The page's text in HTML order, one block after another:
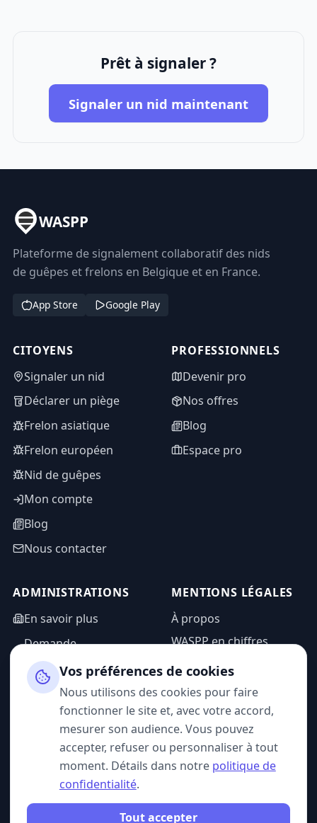
Prêt à signaler ?
Signaler un nid maintenant
WASPP
Plateforme de signalement collaboratif des nids
de guêpes et frelons en Belgique et en France.
App Store Google Play
CITOYENS
Signaler un nid
Déclarer un piège
Frelon asiatique
Frelon européen
Nid de guêpes
Mon compte
Blog
Nous contacter
PROFESSIONNELS
Devenir pro
Nos offres
Blog
Espace pro
ADMINISTRATIONS
En savoir plus
Demande
d'information
Espace admin
MENTIONS LÉGALES
À propos
WASPP en chiffres
Mentions légales
Politique de
confidentialité
CGU
SUIVEZ-NOUS
Vos préférences de cookies
Nous utilisons des cookies pour faire
fonctionner le site et, avec votre accord,
mesurer son audience. Vous pouvez
accepter, refuser ou personnaliser à tout
moment. Détails dans notre politique de
confidentialité.
Tout accepter